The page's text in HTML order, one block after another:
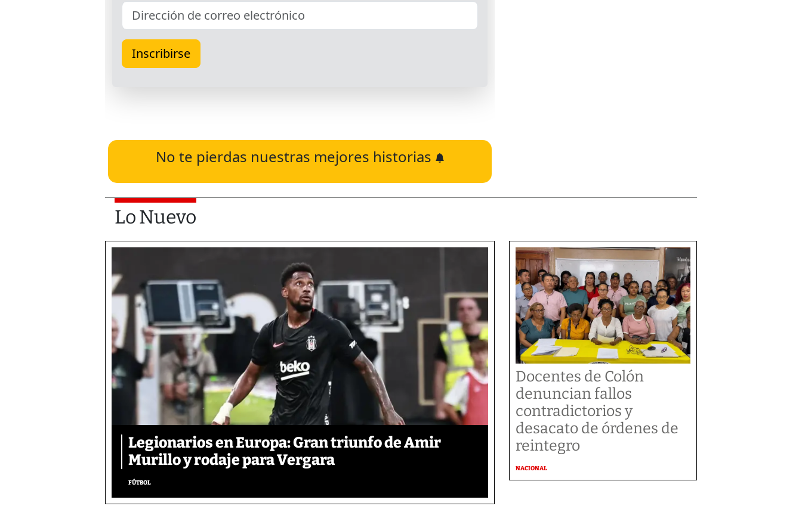
No te pierdas nuestras mejores historias
Lo Nuevo
Legionarios en Europa: Gran triunfo de Amir
Murillo y rodaje para Vergara
FÚTBOL
Docentes de Colón
denuncian fallos
contradictorios y
desacato de órdenes de
reintegro
NACIONAL